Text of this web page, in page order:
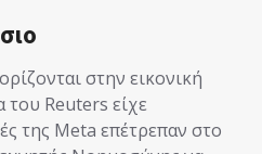
στην εικονική
του Reuters είχε
της Meta επέτρεπαν στο